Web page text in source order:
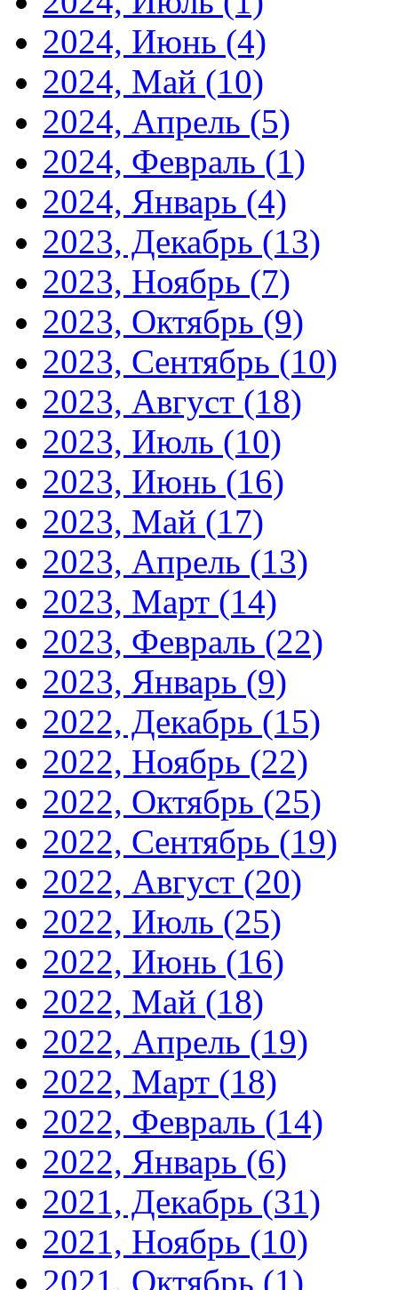
2024, Июнь (4)
2024, Май (10)
2024, Апрель (5)
2024, Февраль (1)
2024, Январь (4)
2023, Декабрь (13)
2023, Ноябрь (7)
2023, Октябрь (9)
2023, Сентябрь (10)
2023, Август (18)
2023, Июль (10)
2023, Июнь (16)
2023, Май (17)
2023, Апрель (13)
2023, Март (14)
2023, Февраль (22)
2023, Январь (9)
2022, Декабрь (15)
2022, Ноябрь (22)
2022, Октябрь (25)
2022, Сентябрь (19)
2022, Август (20)
2022, Июль (25)
2022, Июнь (16)
2022, Май (18)
2022, Апрель (19)
2022, Март (18)
2022, Февраль (14)
2022, Январь (6)
2021, Декабрь (31)
2021, Ноябрь (10)
2021, Октябрь (1)